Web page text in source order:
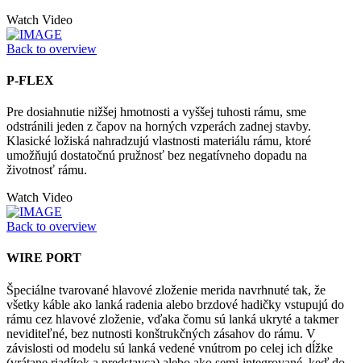
Watch Video
Back to overview
P-FLEX
Pre dosiahnutie nižšej hmotnosti a vyššej tuhosti rámu, sme
odstránili jeden z čapov na horných vzperách zadnej stavby.
Klasické ložiská nahradzujú vlastnosti materiálu rámu, ktoré
umožňujú dostatočnú pružnosť bez negatívneho dopadu na
životnosť rámu.
Watch Video
Back to overview
WIRE PORT
Špeciálne tvarované hlavové zloženie merida navrhnuté tak, že
všetky káble ako lanká radenia alebo brzdové hadičky vstupujú do
rámu cez hlavové zloženie, vďaka čomu sú lanká ukryté a takmer
neviditeľné, bez nutnosti konštrukčných zásahov do rámu. V
závislosti od modelu sú lanká vedené vnútrom po celej ich dĺžke